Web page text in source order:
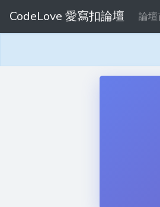
CodeLove 愛寫扣論壇 論壇